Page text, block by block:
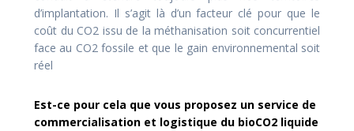
d’implantation. Il s’agit là d’un facteur clé pour que le
coût du CO2 issu de la méthanisation soit concurrentiel
face au CO2 fossile et que le gain environnemental soit
réel
Est-ce pour cela que vous proposez un service de
commercialisation et logistique du bioCO2 liquide